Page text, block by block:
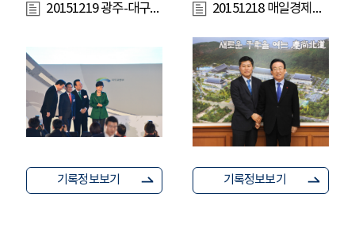
20151219 광주-대구고속도로 확장 개통식
기록정보보기
20151218 매일경제본부장
기록정보보기